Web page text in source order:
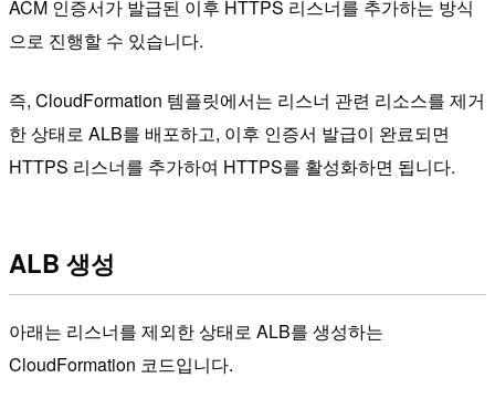
ACM 인증서가 발급된 이후 HTTPS 리스너를 추가하는 방식
으로 진행할 수 있습니다.
즉, CloudFormation 템플릿에서는 리스너 관련 리소스를 제거
한 상태로 ALB를 배포하고, 이후 인증서 발급이 완료되면
HTTPS 리스너를 추가하여 HTTPS를 활성화하면 됩니다.
ALB 생성
아래는 리스너를 제외한 상태로 ALB를 생성하는
CloudFormation 코드입니다.